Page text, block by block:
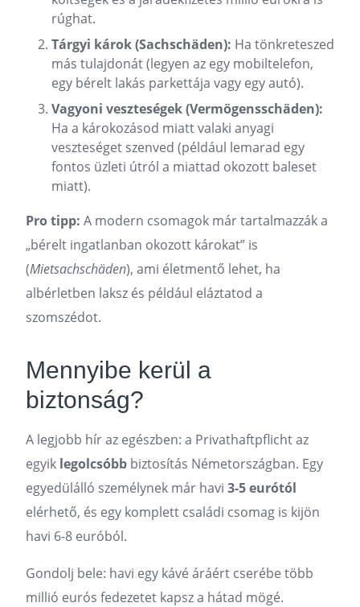
rúghat.
Tárgyi károk (Sachschäden): Ha tönkreteszed
más tulajdonát (legyen az egy mobiltelefon,
egy bérelt lakás parkettája vagy egy autó).
Vagyoni veszteségek (Vermögensschäden):
Ha a károkozásod miatt valaki anyagi
veszteséget szenved (például lemarad egy
fontos üzleti útról a miattad okozott baleset
miatt).
Pro tipp: A modern csomagok már tartalmazzák a
„bérelt ingatlanban okozott károkat” is
(Mietsachschäden), ami életmentő lehet, ha
albérletben laksz és például eláztatod a
szomszédot.
Mennyibe kerül a
biztonság?
A legjobb hír az egészben: a Privathaftpflicht az
egyik legolcsóbb biztosítás Németországban. Egy
egyedülálló személynek már havi 3-5 eurótól
elérhető, és egy komplett családi csomag is kijön
havi 6-8 euróból.
Gondolj bele: havi egy kávé áráért cserébe több
millió eurós fedezetet kapsz a hátad mögé.